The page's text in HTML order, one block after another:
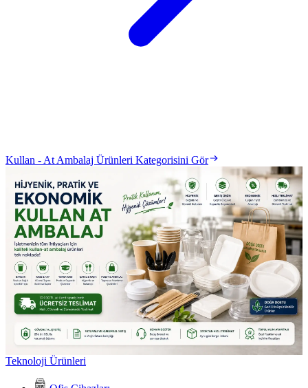
Kullan - At Ambalaj Ürünleri Kategorisini Gör
Teknoloji Ürünleri